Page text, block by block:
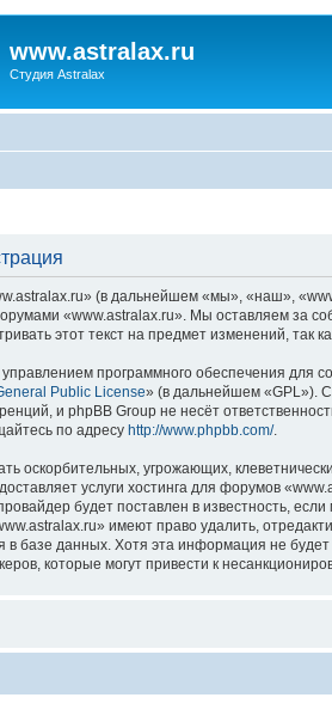
www.astralax.ru
Студия Astralax
(в дальнейшем «мы», «наш»,
«www.astralax.ru». Мы оставляем за
этот текст на предмет изменений, так
программного обеспечения для
Public License» (в дальнейшем «GPL»).
и phpBB Group не несёт
по адресу http://www.phpbb.com/.
оскорбительных, угрожающих,
услуги хостинга для форумов
будет поставлен в известность,
имеют право удалить,
в базе данных. Хотя эта информация не
которые могут привести к